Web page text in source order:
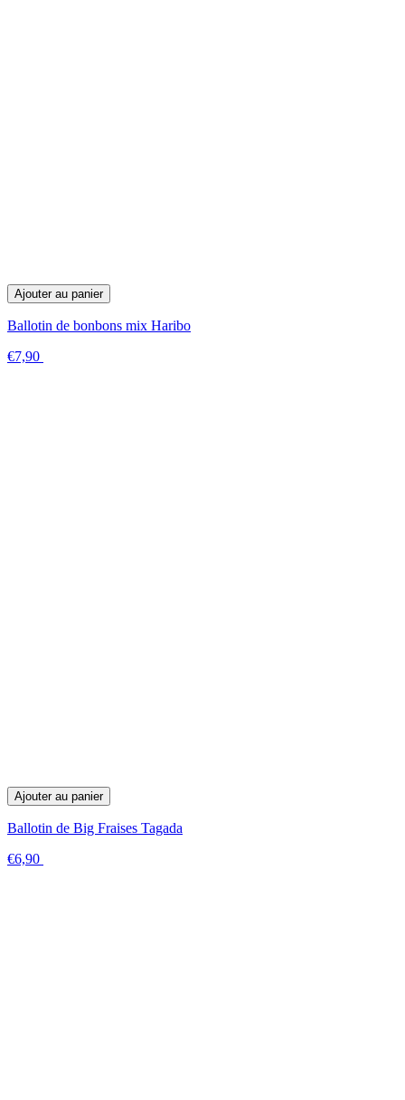
Ajouter au panier
Ballotin de bonbons mix Haribo
€7,90
Ajouter au panier
Ballotin de Big Fraises Tagada
€6,90